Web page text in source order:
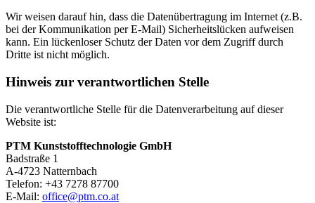
Wir weisen darauf hin, dass die Datenübertragung im Internet (z.B.
bei der Kommunikation per E-Mail) Sicherheitslücken aufweisen
kann. Ein lückenloser Schutz der Daten vor dem Zugriff durch
Dritte ist nicht möglich.
Hinweis zur verantwortlichen Stelle
Die verantwortliche Stelle für die Datenverarbeitung auf dieser
Website ist:
PTM Kunststofftechnologie GmbH
Badstraße 1
A-4723 Natternbach
Telefon: +43 7278 87700
E-Mail: office@ptm.co.at